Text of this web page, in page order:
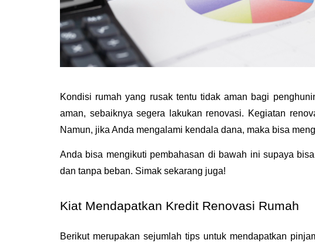
Kondisi rumah yang rusak tentu tidak aman bagi
aman, sebaiknya segera lakukan renovasi. Kegiatan
Namun, jika Anda mengalami kendala dana, maka bisa
Anda bisa mengikuti pembahasan di bawah ini supaya
dan tanpa beban. Simak sekarang juga!
Kiat Mendapatkan Kredit Renovasi Rumah
Berikut merupakan sejumlah tips untuk mendapatkan